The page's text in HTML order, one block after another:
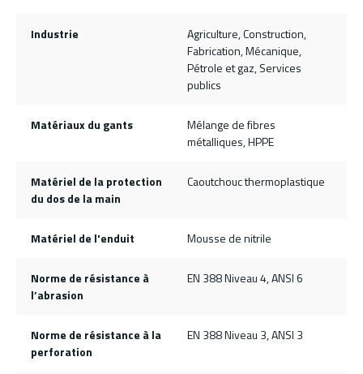
Industrie
Agriculture, Construction,
Fabrication, Mécanique,
Pétrole et gaz, Services
publics
Matériaux du gants
Mélange de fibres
métalliques, HPPE
Matériel de la protection
du dos de la main
Caoutchouc thermoplastique
Matériel de l'enduit Mousse de nitrile
Norme de résistance à
l’abrasion
EN 388 Niveau 4, ANSI 6
Norme de résistance à la
perforation
EN 388 Niveau 3, ANSI 3